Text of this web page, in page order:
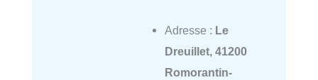
Adresse : Le
Dreuillet, 41200
Romorantin-